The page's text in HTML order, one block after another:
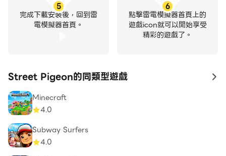
5
完成下載安裝後，回到雷
電模擬器首頁。
6
點擊雷電模擬器首頁上的
遊戲icon就可以開始享受
精彩的遊戲了。
Street Pigeon的同類型遊戲 to
Minecraft
4.0
Subway Surfers
4.0